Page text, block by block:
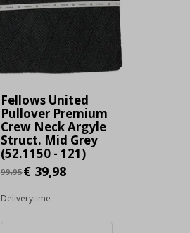
Fellows United
Pullover Premium
Crew Neck Argyle
Struct. Mid Grey
(52.1150 - 121)
99,95€ 39,98
Deliverytime